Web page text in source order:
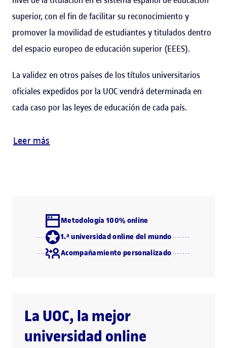
superior, con el fin de facilitar su reconocimiento y
promover la movilidad de estudiantes y titulados dentro
del espacio europeo de educación superior (EEES).
La validez en otros países de los títulos universitarios
oficiales expedidos por la UOC vendrá determinada en
cada caso por las leyes de educación de cada país.
Leer más
Metodología 100% online
1.ª universidad online del mundo
Acompañamiento personalizado
La UOC, la mejor
universidad online